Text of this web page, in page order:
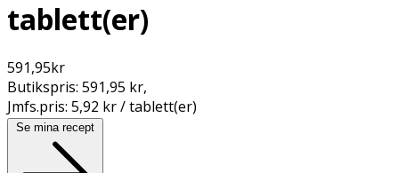
tablett(er)
591,95kr
Butikspris: 591,95 kr,
Jmfs.pris: 5,92 kr / tablett(er)
Se mina recept